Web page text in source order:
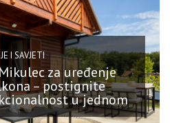
I SAVJETI
za uređenje
– postignite
u jednom